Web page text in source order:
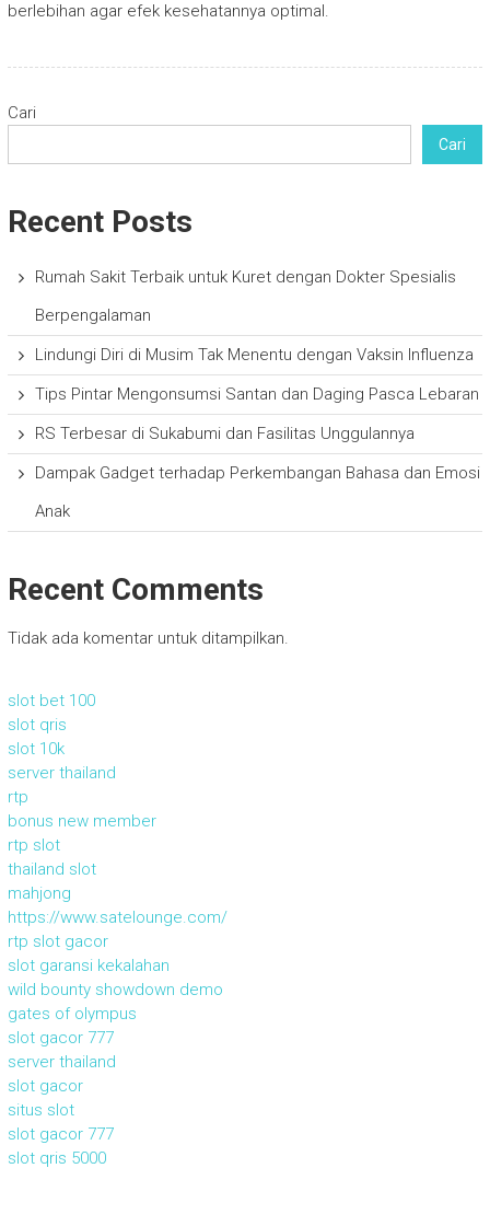
berlebihan agar efek kesehatannya optimal.
Cari
Cari
Recent Posts
Rumah Sakit Terbaik untuk Kuret dengan Dokter Spesialis
Berpengalaman
Lindungi Diri di Musim Tak Menentu dengan Vaksin Influenza
Tips Pintar Mengonsumsi Santan dan Daging Pasca Lebaran
RS Terbesar di Sukabumi dan Fasilitas Unggulannya
Dampak Gadget terhadap Perkembangan Bahasa dan Emosi
Anak
Recent Comments
Tidak ada komentar untuk ditampilkan.
slot bet 100
slot qris
slot 10k
server thailand
rtp
bonus new member
rtp slot
thailand slot
mahjong
https://www.satelounge.com/
rtp slot gacor
slot garansi kekalahan
wild bounty showdown demo
gates of olympus
slot gacor 777
server thailand
slot gacor
situs slot
slot gacor 777
slot qris 5000